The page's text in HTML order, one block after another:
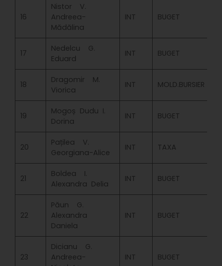
16
Nistor V.
Andreea-
Mădălina
INT BUGET
17
Nedelcu G.
Eduard
INT BUGET
18
Dragomir M.
Viorica
INT MOLD.BURSIER
19
Mogoș Dudu I.
Dorina
INT BUGET
20
Pațilea V.
Georgiana-Alice
INT TAXA
21
Boldea I.
Alexandra Delia
INT BUGET
22
Păun G.
Alexandra
Daniela
INT BUGET
23
Dicianu G.
Andreea-
INT BUGET